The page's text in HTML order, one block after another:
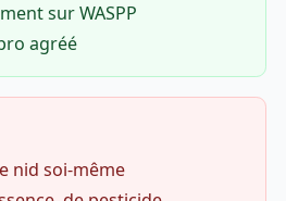
sur WASPP
agréé
nid soi-même